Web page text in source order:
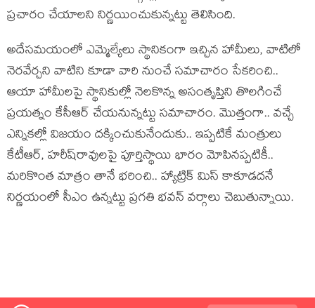
ప్ర‌చారం చేయాల‌ని నిర్ణ‌యించుకున్న‌ట్టు తెలిసింది.
అదేస‌మ‌యంలో ఎమ్మెల్యేలు స్థానికంగా ఇచ్చిన హామీలు, వాటిలో
నెర‌వేర్చ‌ని వాటిని కూడా వారి నుంచే స‌మాచారం సేక‌రించి..
ఆయా హామీల‌పై స్థానికుల్లో నెల‌కొన్న అసంతృప్తిని తొలగించే
ప్ర‌య‌త్నం కేసీఆర్ చేయ‌నున్న‌ట్టు స‌మాచారం. మొత్తంగా.. వ‌చ్చే
ఎన్నిక‌ల్లో విజ‌యం ద‌క్కించుకునేందుకు.. ఇప్ప‌టికే మంత్రులు
కేటీఆర్‌, హ‌రీష్‌రావుల‌పై పూర్తిస్థాయి భారం మోపిన‌ప్పటికీ..
మ‌రికొంత మాత్రం తానే భ‌రించి.. హ్యాట్రిక్ మిస్ కాకూడ‌ద‌నే
నిర్ణ‌యంలో సీఎం ఉన్న‌ట్టు ప్ర‌గ‌తి భ‌వ‌న్ వ‌ర్గాలు చెబుతున్నాయి.